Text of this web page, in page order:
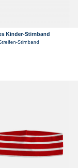
Kinder-Stirnband
- weiss/blaugestreift
Stirnband